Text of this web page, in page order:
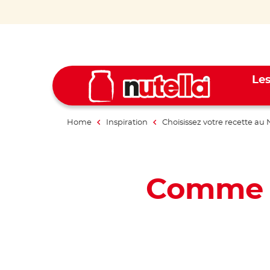
Home Inspiration Choisissez votre recette au